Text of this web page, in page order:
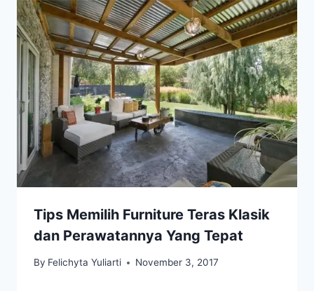
Tips Memilih Furniture Teras Klasik
dan Perawatannya Yang Tepat
By Felichyta Yuliarti November 3, 2017